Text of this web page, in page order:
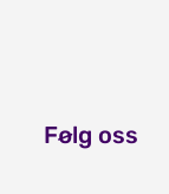
Følg oss